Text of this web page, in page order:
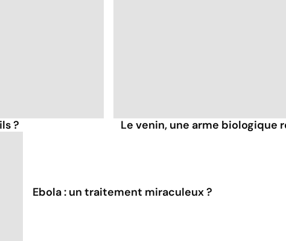
? Le venin, une arme biologique
Ebola : un traitement miraculeux ?